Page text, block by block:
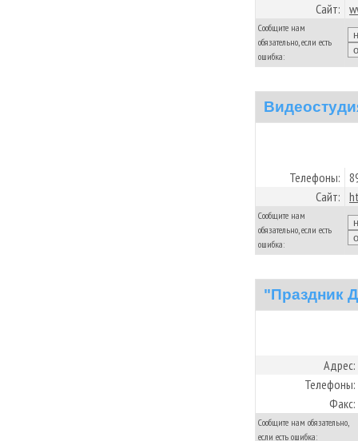
Сайт:
Сообщите нам
обязательно, если есть
ошибка:
Телефоны:
Сайт:
Сообщите нам
обязательно, если есть
ошибка:
"Праздник
Адрес:
Телефоны:
Факс:
Сообщите нам обязательно,
если есть ошибка: